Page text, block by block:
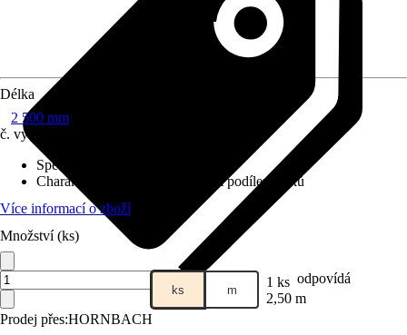
Prodej přes:HORNBACH
Délka
2 500 mm
č. výrobku
Specifikace materiálu
Charakteristika kvality
S malým podílem suků
Více informací o zboží
Množství (ks)
ks m 1 ks odpovídá
2,50 m